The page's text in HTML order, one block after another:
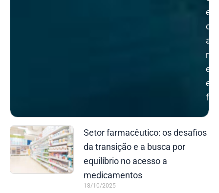
e
e
Setor farmacêutico: os desafios
da transição e a busca por
equilíbrio no acesso a
medicamentos
18/10/2025